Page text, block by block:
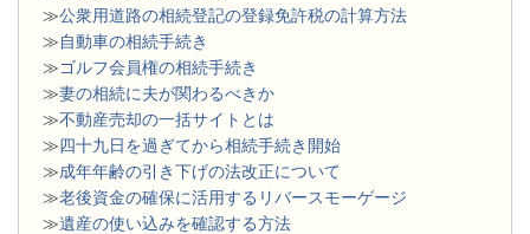
≫公衆用道路の相続登記の登録免許税の計算方法
≫自動車の相続手続き
≫ゴルフ会員権の相続手続き
≫妻の相続に夫が関わるべきか
≫不動産売却の一括サイトとは
≫四十九日を過ぎてから相続手続き開始
≫成年年齢の引き下げの法改正について
≫老後資金の確保に活用するリバースモーゲージ
≫遺産の使い込みを確認する方法